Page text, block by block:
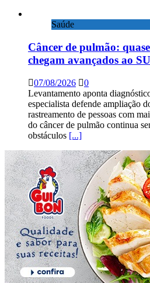
Saúde
Câncer de pulmão:
chegam avançados ao
07/08/2026
0
Levantamento aponta
especialista defende ampliação
rastreamento de pessoas com
do câncer de pulmão continua
obstáculos [...]